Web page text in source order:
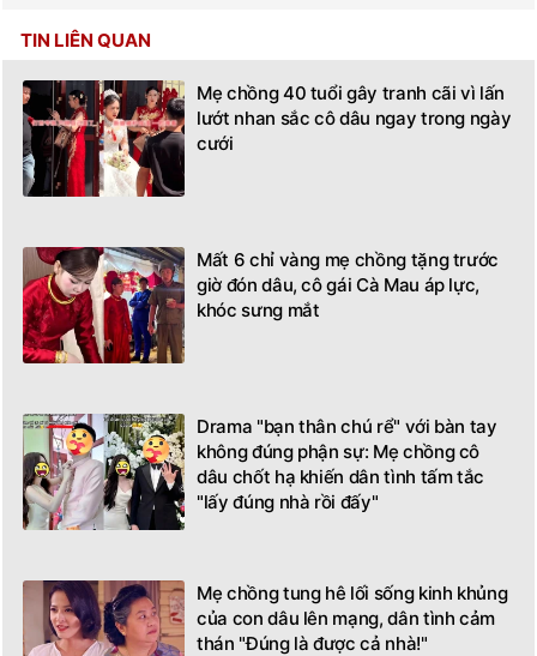
TIN LIÊN QUAN
Mẹ chồng 40 tuổi gây tranh cãi vì lấn
lướt nhan sắc cô dâu ngay trong ngày
cưới
Mất 6 chỉ vàng mẹ chồng tặng trước
giờ đón dâu, cô gái Cà Mau áp lực,
khóc sưng mắt
Drama "bạn thân chú rể" với bàn tay
không đúng phận sự: Mẹ chồng cô
dâu chốt hạ khiến dân tình tấm tắc
"lấy đúng nhà rồi đấy"
Mẹ chồng tung hê lối sống kinh khủng
của con dâu lên mạng, dân tình cảm
thán "Đúng là được cả nhà!"